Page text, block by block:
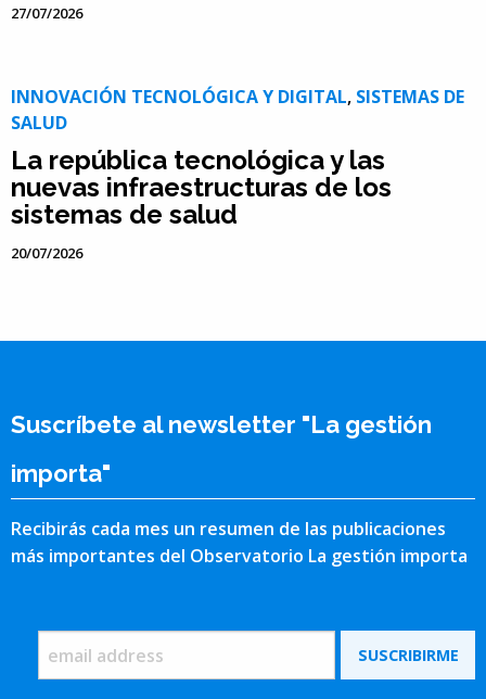
27/07/2026
INNOVACIÓN TECNOLÓGICA Y DIGITAL, SISTEMAS DE
SALUD
La república tecnológica y las
nuevas infraestructuras de los
sistemas de salud
20/07/2026
Suscríbete al newsletter "La gestión
importa"
Recibirás cada mes un resumen de las publicaciones
más importantes del Observatorio La gestión importa